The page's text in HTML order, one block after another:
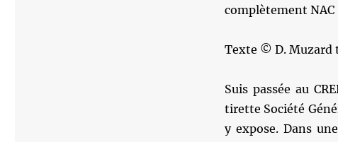
complètement NAC
Texte © D. Muzard
Suis passée au
tirette Société
y expose. Dans